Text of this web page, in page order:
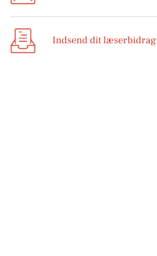
Indsend dit læserbidrag